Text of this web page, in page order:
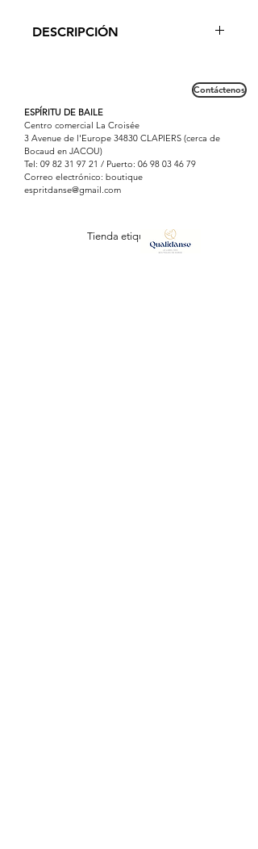
DESCRIPCIÓN
aire que proporciona una sensación
de bienestar y muy agradable de
llevar.
Su suela exterior te permite ir
directamente a clases de baile.
Contáctenos
ESPÍRITU DE BAILE
Centro comercial La Croisée
3 Avenue de l'Europe 34830 CLAPIERS (cerca de
Bocaud en JACOU)
Tel: 09 82 31 97 21 / Puerto: 06 98 03 46 79
Correo electrónico: boutique
espritdanse@gmail.com
Tienda etiquetada